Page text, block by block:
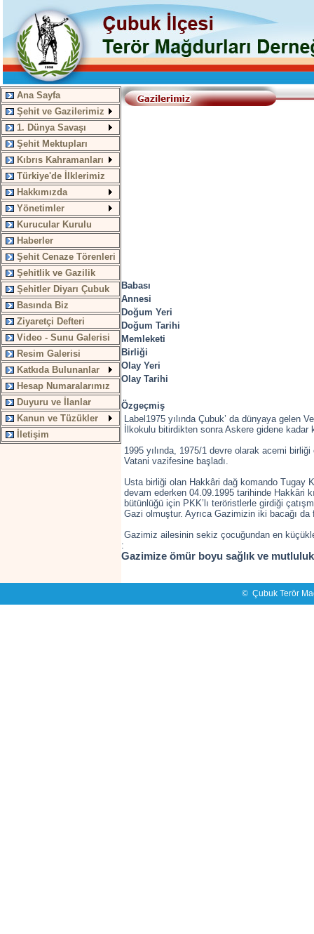
Ana Sayfa
Şehit ve Gazilerimiz
1. Dünya Savaşı
Şehit Mektupları
Kıbrıs Kahramanları
Türkiye'de İlklerimiz
Hakkımızda
Yönetimler
Kurucular Kurulu
Haberler
Şehit Cenaze Törenleri
Şehitlik ve Gazilik
Şehitler Diyarı Çubuk
Basında Biz
Ziyaretçi Defteri
Video - Sunu Galerisi
Resim Galerisi
Katkıda Bulunanlar
Hesap Numaralarımız
Duyuru ve İlanlar
Kanun ve Tüzükler
İletişim
Babası
Annesi
Doğum Yeri
Doğum Tarihi
Memleketi
Birliği
Olay Yeri
Olay Tarihi
Özgeçmiş
:
Label1975 yılında Çubuk’ da dünyaya gelen
İlkokulu bitirdikten sonra Askere gidene
1995 yılında, 1975/1 devre olarak acemi
Vatani vazifesine başladı.
Usta birliği olan Hakkâri dağ komando Tugay
devam ederken 04.09.1995 tarihinde Hakkâri
bütünlüğü için PKK’lı teröristlerle girdiği
Gazi olmuştur. Ayrıca Gazimizin iki bacağı da
Gazimiz ailesinin sekiz çocuğundan en
Gazimize ömür boyu sağlık ve
© Çubuk Terör